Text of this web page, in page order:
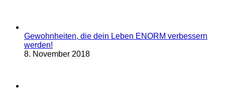
Gewohnheiten, die dein Leben ENORM verbessern
werden!
8. November 2018